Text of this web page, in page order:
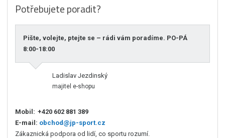
Potřebujete poradit?
Pište, volejte, ptejte se – rádi vám poradíme. PO-PÁ
8:00-18:00
Ladislav Jezdinský
majitel e-shopu
Mobil: +420 602 881 389
E-mail: obchod@jp-sport.cz
Zákaznická podpora od lidí, co sportu rozumí.